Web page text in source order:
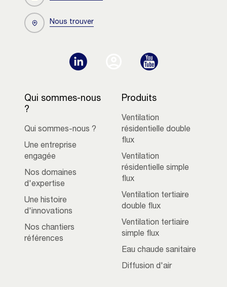
Nous trouver
Qui sommes-nous
?
Qui sommes-nous ?
Une entreprise
engagée
Nos domaines
d'expertise
Une histoire
d'innovations
Nos chantiers
références
Produits
Ventilation
résidentielle double
flux
Ventilation
résidentielle simple
flux
Ventilation tertiaire
double flux
Ventilation tertiaire
simple flux
Eau chaude sanitaire
Diffusion d'air